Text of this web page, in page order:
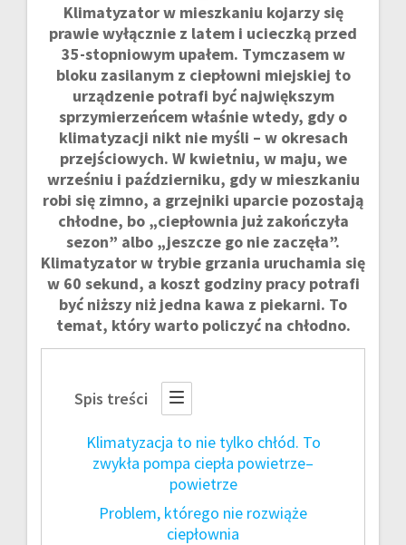
Klimatyzator w mieszkaniu kojarzy się
prawie wyłącznie z latem i ucieczką przed
35-stopniowym upałem. Tymczasem w
bloku zasilanym z ciepłowni miejskiej to
urządzenie potrafi być największym
sprzymierzeńcem właśnie wtedy, gdy o
klimatyzacji nikt nie myśli – w okresach
przejściowych. W kwietniu, w maju, we
wrześniu i październiku, gdy w mieszkaniu
robi się zimno, a grzejniki uparcie pozostają
chłodne, bo „ciepłownia już zakończyła
sezon” albo „jeszcze go nie zaczęła”.
Klimatyzator w trybie grzania uruchamia się
w 60 sekund, a koszt godziny pracy potrafi
być niższy niż jedna kawa z piekarni. To
temat, który warto policzyć na chłodno.
Spis treści
Klimatyzacja to nie tylko chłód. To
zwykła pompa ciepła powietrze–
powietrze
Problem, którego nie rozwiąże
ciepłownia